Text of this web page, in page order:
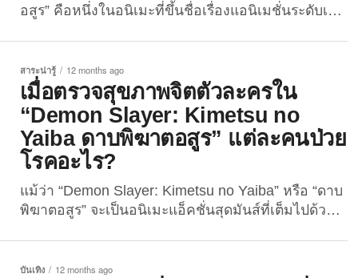
อสูร” คือหนึ่งในอนิเมะที่ขึ้นชื่อเรื่องแอนิเมชั่นระดับเทพ
แฟนการ์ตูน นั่นก็คือ ความสามารถหรือพลังของตัว
ละคร พัฒนาการทางอารมณ์ และความเสี่ยงในชีวิต
พวกเขาที่เดิมพันอยู่ในทุกการฟาดฟัน และเมื่อไม่นาน
มานี้ (26 มีนาคม 2025) “TheGamer” เว็บไซต์ข่าวและ
บทความเกี่ยวกับเกม, การ์ตูน, ภาพยนตร์ และซีรีส์ชื่อ
ดังสัญชาติแคนาดา ก็ได้จัด 10...
สาระน่ารู้ 12 months ago
เมื่อตรวจสุขภาพจิตตัวละครใน
“Demon Slayer: Kimetsu no
Yaiba ดาบพิฆาตอสูร” แต่ละคนป่วย
โรคอะไร?
แม้ว่า “Demon Slayer: Kimetsu no Yaiba” หรือ “ดาบ
พิฆาตอสูร” จะเป็นอนิเมะแอ็คชั่นสุดมันส์ที่เต็มไปด้วย
ที่สะท้อนถึงสภาพจิตใจที่เปราะบาง ราวกับเป็นกระจก
บันเทิง 12 months ago